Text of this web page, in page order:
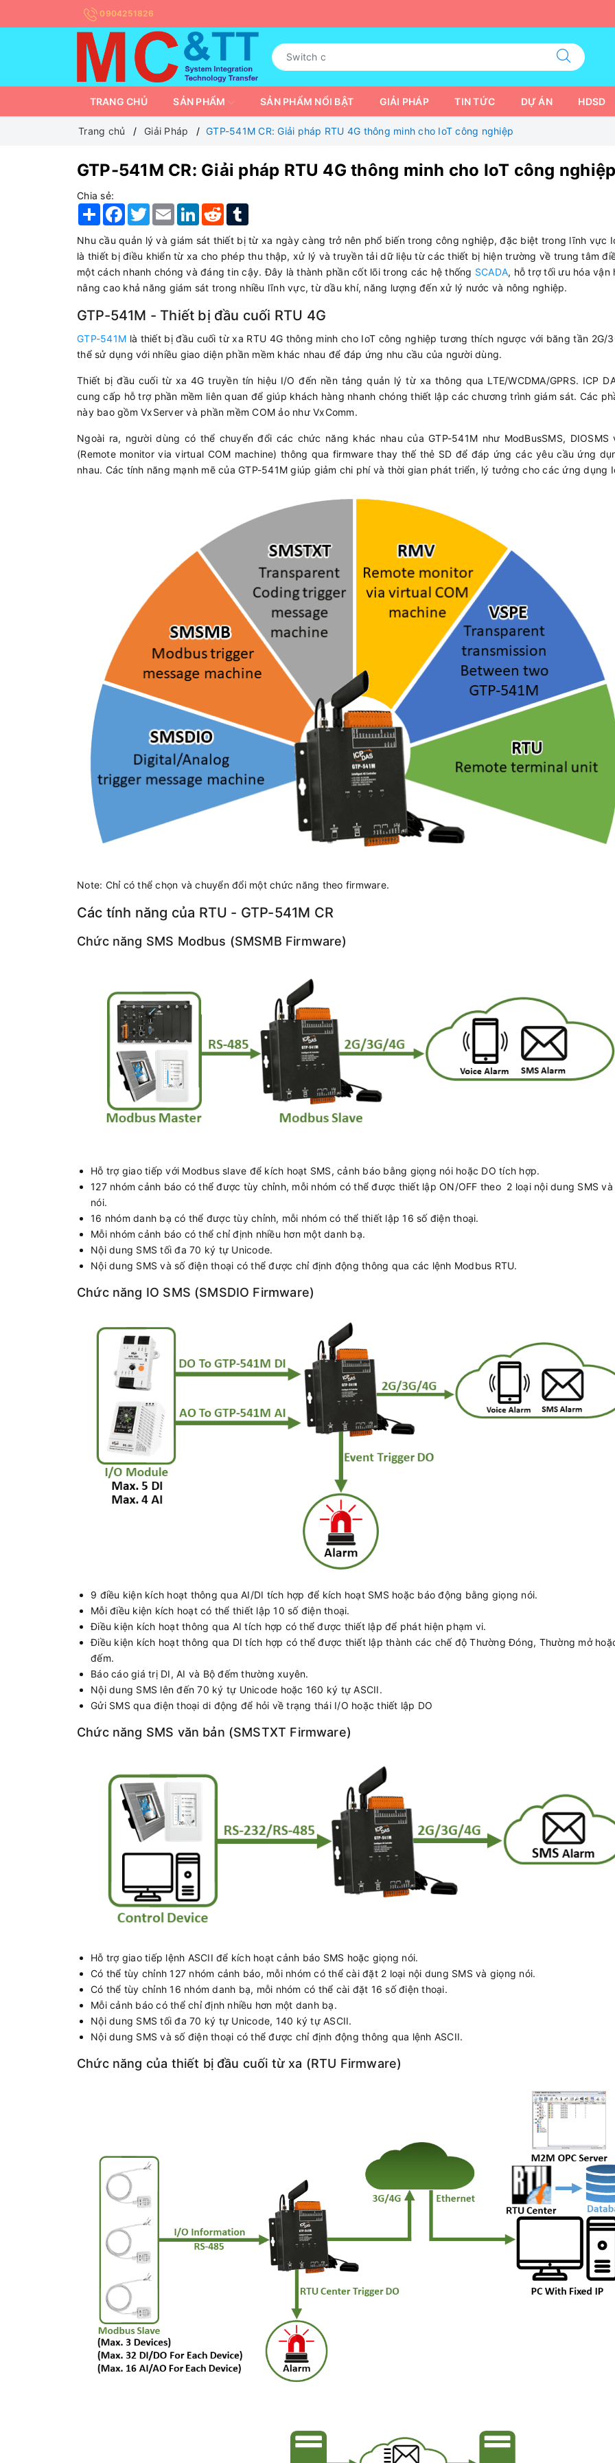
0904251826
TRANG CHỦ SẢN PHẨM SẢN PHẨM NỔI BẬT GIẢI PHÁP TIN TỨC DỰ ÁN HDSD
Trang chủ Giải Pháp GTP-541M CR: Giải pháp RTU 4G thông minh cho IoT công nghiệp
GTP-541M CR: Giải pháp RTU 4G thông minh cho IoT công
Chia sẻ:
Share Facebook
TwitterEmail LinkedInReddit
Nhu cầu quản lý và giám sát thiết bị từ xa ngày càng trở nên phổ biến trong công nghiệp, đặc biệt trong lĩnh vực
là thiết bị điều khiển từ xa cho phép thu thập, xử lý và truyền tải dữ liệu từ các thiết bị hiện trường về trung tâm
một cách nhanh chóng và đáng tin cậy. Đây là thành phần cốt lõi trong các hệ thống SCADA, hỗ trợ tối ưu hóa vận
nâng cao khả năng giám sát trong nhiều lĩnh vực, từ dầu khí, năng lượng đến xử lý nước và nông nghiệp.
GTP-541M - Thiết bị đầu cuối RTU 4G
GTP-541M là thiết bị đầu cuối từ xa RTU 4G thông minh cho IoT công nghiệp tương thích ngược với băng tần 2G/
thể sử dụng với nhiều giao diện phần mềm khác nhau để đáp ứng nhu cầu của người dùng.
Thiết bị đầu cuối từ xa 4G truyền tín hiệu I/O đến nền tảng quản lý từ xa thông qua LTE/WCDMA/GPRS. ICP
cung cấp hỗ trợ phần mềm liên quan để giúp khách hàng nhanh chóng thiết lập các chương trình giám sát. Các
này bao gồm VxServer và phần mềm COM ảo như VxComm.
Ngoài ra, người dùng có thể chuyển đổi các chức năng khác nhau của GTP-541M như ModBusSMS, DIOSMS
(Remote monitor via virtual COM machine) thông qua firmware thay thế thẻ SD để đáp ứng các yêu cầu ứng
nhau. Các tính năng mạnh mẽ của GTP-541M giúp giảm chi phí và thời gian phát triển, lý tưởng cho các ứng dụng
Note: Chỉ có thể chọn và chuyển đổi một chức năng theo firmware.
Các tính năng của RTU - GTP-541M CR
Chức năng SMS Modbus (SMSMB Firmware)
Hỗ trợ giao tiếp với Modbus slave để kích hoạt SMS, cảnh báo bằng giọng nói hoặc DO tích hợp.
127 nhóm cảnh báo có thể được tùy chỉnh, mỗi nhóm có thể được thiết lập ON/OFF theo 2 loại nội dung SMS
nói.
16 nhóm danh bạ có thể được tùy chỉnh, mỗi nhóm có thể thiết lập 16 số điện thoại.
Mỗi nhóm cảnh báo có thể chỉ định nhiều hơn một danh bạ.
Nội dung SMS tối đa 70 ký tự Unicode.
Nội dung SMS và số điện thoại có thể được chỉ định động thông qua các lệnh Modbus RTU.
Chức năng IO SMS (SMSDIO Firmware)
9 điều kiện kích hoạt thông qua AI/DI tích hợp để kích hoạt SMS hoặc báo động bằng giọng nói.
Mỗi điều kiện kích hoạt có thể thiết lập 10 số điện thoại.
Điều kiện kích hoạt thông qua AI tích hợp có thể được thiết lập để phát hiện phạm vi.
Điều kiện kích hoạt thông qua DI tích hợp có thể được thiết lập thành các chế độ Thường Đóng, Thường mở
đếm.
Báo cáo giá trị DI, AI và Bộ đếm thường xuyên.
Nội dung SMS lên đến 70 ký tự Unicode hoặc 160 ký tự ASCII.
Gửi SMS qua điện thoại di động để hỏi về trạng thái I/O hoặc thiết lập DO
Chức năng SMS văn bản (SMSTXT Firmware)
Hỗ trợ giao tiếp lệnh ASCII để kích hoạt cảnh báo SMS hoặc giọng nói.
Có thể tùy chỉnh 127 nhóm cảnh báo, mỗi nhóm có thể cài đặt 2 loại nội dung SMS và giọng nói.
Có thể tùy chỉnh 16 nhóm danh bạ, mỗi nhóm có thể cài đặt 16 số điện thoại.
Mỗi cảnh báo có thể chỉ định nhiều hơn một danh bạ.
Nội dung SMS tối đa 70 ký tự Unicode, 140 ký tự ASCII.
Nội dung SMS và số điện thoại có thể được chỉ định động thông qua lệnh ASCII.
Chức năng của thiết bị đầu cuối từ xa (RTU Firmware)